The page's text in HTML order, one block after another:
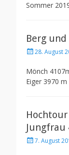
Sommer
Berg
Posted28. August
Mönch
Eiger 3970
Jungfrau
Posted7. August